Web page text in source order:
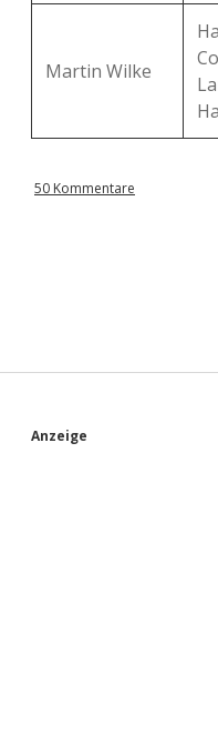
Martin Wilke
50 Kommentare
S
Anzeige